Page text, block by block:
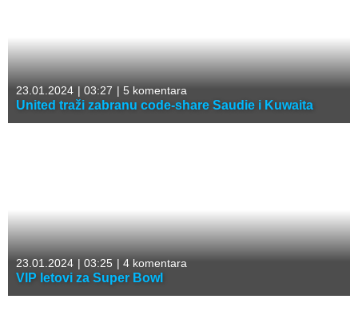
23.01.2024 | 03:27 | 5 komentara
United traži zabranu code-share Saudie i Kuwaita
23.01.2024 | 03:25 | 4 komentara
VIP letovi za Super Bowl